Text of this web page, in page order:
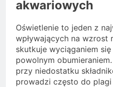
akwariowych
Oświetlenie to jeden z
wpływających na wzrost
skutkuje wyciąganiem
powolnym
przy niedostatku
prowadzi często do plagi